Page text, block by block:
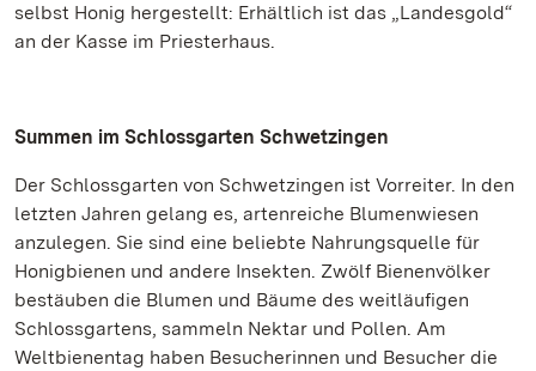
selbst Honig hergestellt: Erhältlich ist das „Landesgold“
an der Kasse im Priesterhaus.
Summen im Schlossgarten Schwetzingen
Der Schlossgarten von Schwetzingen ist Vorreiter. In den
letzten Jahren gelang es, artenreiche Blumenwiesen
anzulegen. Sie sind eine beliebte Nahrungsquelle für
Honigbienen und andere Insekten. Zwölf Bienenvölker
bestäuben die Blumen und Bäume des weitläufigen
Schlossgartens, sammeln Nektar und Pollen. Am
Weltbienentag haben Besucherinnen und Besucher die